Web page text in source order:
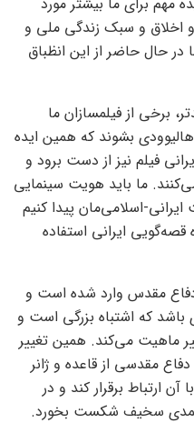
و اخلاق و سبک زندگی ملی و
حال حاضر از این انظباق
برخی از فیلمسازان ما
بشوند که همین ایده
فیلم نیز از دست برود و
ما باید هویت سینمایی
اسلامی‌مان پیدا کنیم
قصه‌گویی ایرانی استفاده
مقدس وارد شده است و
که اشتباه بزرگی است و
ماهیت می‌کند. همین تغییر
مقدسی از قاعده و ژانر
ارتباط برقرار کند و در
کمدی سخیف شکست بخورد.